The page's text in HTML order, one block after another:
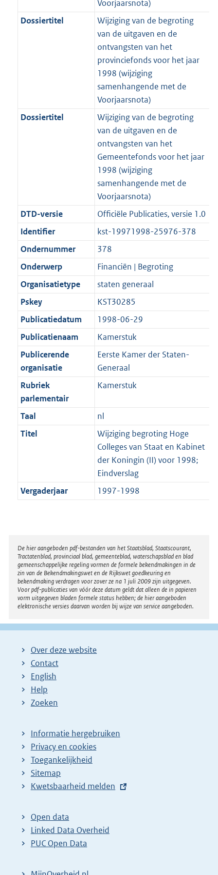
t
b K
b
Voorjaarsnota)
Dossiertitel
Wijziging van de begroting
van de uitgaven en de
ontvangsten van het
provinciefonds voor het jaar
1998 (wijziging
samenhangende met de
Voorjaarsnota)
Dossiertitel
Wijziging van de begroting
van de uitgaven en de
ontvangsten van het
Gemeentefonds voor het jaar
1998 (wijziging
samenhangende met de
Voorjaarsnota)
DTD-versie
Officiële Publicaties, versie 1.0
Identifier
kst-19971998-25976-378
Ondernummer
378
Onderwerp
Financiën | Begroting
Organisatietype
staten generaal
Pskey
KST30285
Publicatiedatum
1998-06-29
Publicatienaam
Kamerstuk
Publicerende
organisatie
Eerste Kamer der Staten-
Generaal
Rubriek
parlementair
Kamerstuk
Taal
nl
Titel
Wijziging begroting Hoge
Colleges van Staat en Kabinet
der Koningin (II) voor 1998;
Eindverslag
Vergaderjaar
1997-1998
Disclaimer
De hier aangeboden pdf-bestanden van het Staatsblad, Staatscourant,
Tractatenblad, provinciaal blad, gemeenteblad, waterschapsblad en blad
gemeenschappelijke regeling vormen de formele bekendmakingen in de
zin van de Bekendmakingswet en de Rijkswet goedkeuring en
bekendmaking verdragen voor zover ze na 1 juli 2009 zijn uitgegeven.
Voor pdf-publicaties van vóór deze datum geldt dat alleen de in papieren
vorm uitgegeven bladen formele status hebben; de hier aangeboden
elektronische versies daarvan worden bij wijze van service aangeboden.
Over deze website
Contact
English
Help
Zoeken
Informatie hergebruiken
Privacy en cookies
Toegankelijkheid
Sitemap
E
t
e
r
Kwetsbaarheid melden
Open data
Linked Data Overheid
PUC Open Data